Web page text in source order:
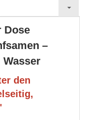
Dose
–
den